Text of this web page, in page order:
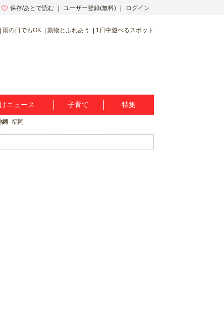
保存/あとで読む ユーザー登録(無料) ログイン
雨の日でもOK 動物とふれあう 1日中遊べるスポット
ニュース 子育て 特集
縄 福岡